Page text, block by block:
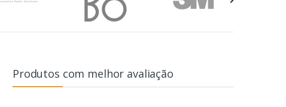
Produtos com melhor avaliação